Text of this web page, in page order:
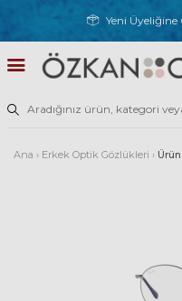
Yeni Üyeliğine
Ana › Erkek Optik Gözlükleri ›